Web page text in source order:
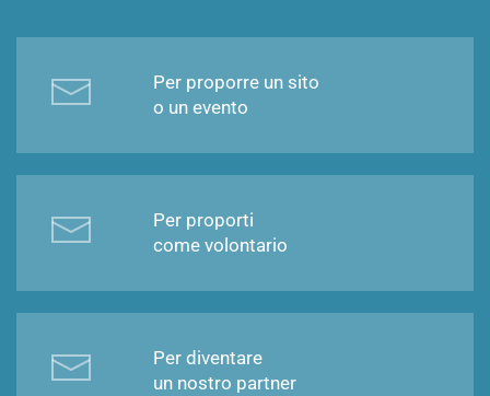
Per proporre un sito
o un evento
Per proporti
come volontario
Per diventare
un nostro partner